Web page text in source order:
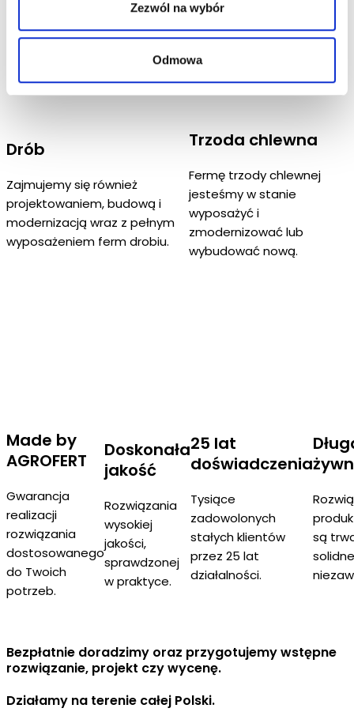
Zezwól na wybór
Odmowa
Drób
Zajmujemy się również
projektowaniem, budową i
modernizacją wraz z pełnym
wyposażeniem ferm drobiu.
Trzoda chlewna
Fermę trzody chlewnej
jesteśmy w stanie
wyposażyć i
zmodernizować lub
wybudować nową.
Made by
AGROFERT
Gwarancja
realizacji
rozwiązania
dostosowanego
do Twoich
potrzeb.
Doskonała
jakość
Rozwiązania
wysokiej
jakości,
sprawdzonej
w praktyce.
25 lat
doświadczenia
Tysiące
zadowolonych
stałych klientów
przez 25 lat
działalności.
są
Bezpłatnie doradzimy oraz przygotujemy wstępne
rozwiązanie, projekt czy wycenę.
Działamy na terenie całej Polski.